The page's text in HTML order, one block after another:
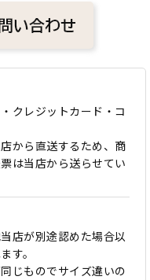
クレジットカード・コ
から直送するため、商
は当店から送らせてい
店が別途認めた場合以
す。
じものでサイズ違いの